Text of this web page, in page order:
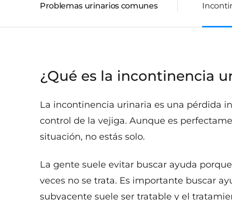
Página parental:
Problemas urinarios comunes
¿Qué es la incontinencia
La incontinencia urinaria es una pérdida
control de la vejiga. Aunque es
situación, no estás solo.
La gente suele evitar buscar ayuda
veces no se trata. Es importante buscar
subyacente suele ser tratable y el